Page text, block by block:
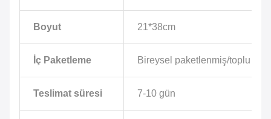
Boyut 21*38cm
İç Paketleme Bireysel paketlenmiş/toplu
Teslimat süresi 7-10 gün